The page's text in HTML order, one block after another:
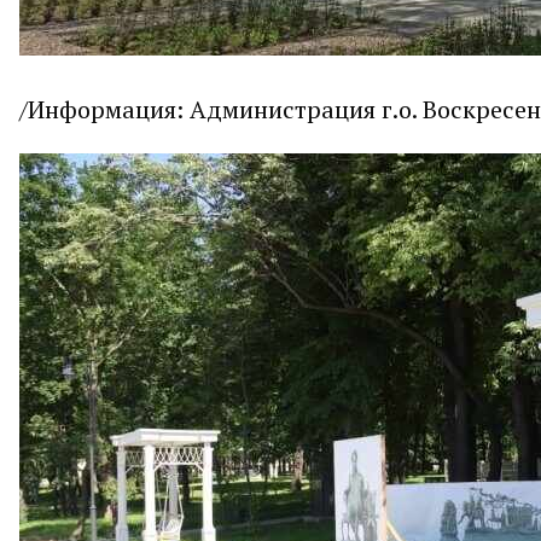
/Информация: Администрация г.о.